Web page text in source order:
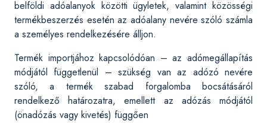
belföldi adóalanyok közötti ügyletek, valamint közösségi
termékbeszerzés esetén az adóalany nevére szóló számla
a személyes rendelkezésére álljon.
Termék importjához kapcsolódóan – az adómegállapítás
módjától függetlenül – szükség van az adózó nevére
szóló, a termék szabad forgalomba bocsátásáról
rendelkező határozatra, emellett az adózás módjától
(önadózás vagy kivetés) függően